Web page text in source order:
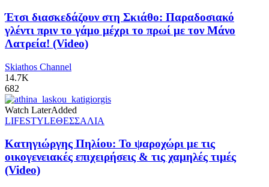
Έτσι διασκεδάζουν στη Σκιάθο: Παραδοσιακό
γλέντι πριν το γάμο μέχρι το πρωί με τον Μάνο
Λατρεία! (Video)
Skiathos Channel
14.7K
682
Watch LaterAdded
LIFESTYLEΘΕΣΣΑΛΙΑ
Κατηγιώργης Πηλίου: Το ψαροχώρι με τις
οικογενειακές επιχειρήσεις & τις χαμηλές τιμές
(Video)